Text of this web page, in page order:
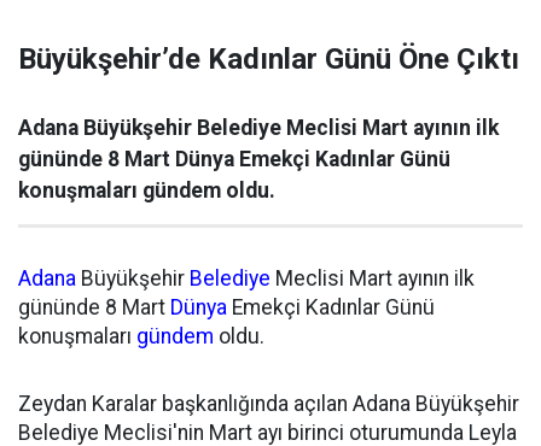
Büyükşehir’de Kadınlar Günü Öne Çıktı
Adana Büyükşehir Belediye Meclisi Mart ayının ilk
gününde 8 Mart Dünya Emekçi Kadınlar Günü
konuşmaları gündem oldu.
Adana Büyükşehir Belediye Meclisi Mart ayının ilk
gününde 8 Mart Dünya Emekçi Kadınlar Günü
konuşmaları gündem oldu.
Zeydan Karalar başkanlığında açılan Adana Büyükşehir
Belediye Meclisi'nin Mart ayı birinci oturumunda Leyla